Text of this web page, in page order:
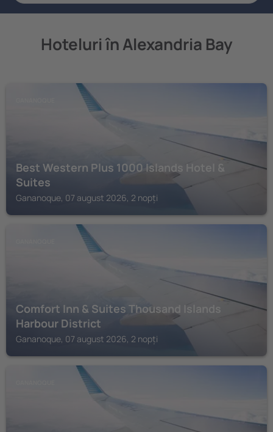
Hoteluri în Alexandria Bay
Best Western Plus 1000 Islands Hotel &
Suites
Gananoque, 07 august 2026, 2 nopți
Comfort Inn & Suites Thousand Islands
Harbour District
Gananoque, 07 august 2026, 2 nopți